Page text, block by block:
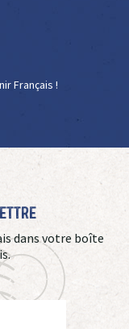
Français !
dans votre boîte